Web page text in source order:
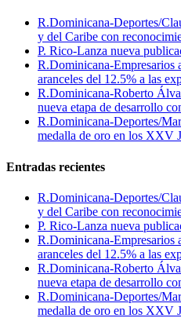
R.Dominicana-Deportes/
y del Caribe con
P. Rico-Lanza nueva
R.Dominicana-Empresarios
aranceles del 12.5% a las
R.Dominicana-Roberto
nueva etapa de desarrollo
R.Dominicana-Deportes/
medalla de oro en los XXV
Entradas recientes
R.Dominicana-Deportes/
y del Caribe con
P. Rico-Lanza nueva
R.Dominicana-Empresarios
aranceles del 12.5% a las
R.Dominicana-Roberto
nueva etapa de desarrollo
R.Dominicana-Deportes/
medalla de oro en los XXV